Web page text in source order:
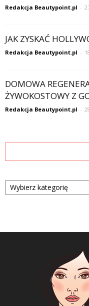
Redakcja Beautypoint.pl -
JAK ZYSKAĆ
Redakcja Beautypoint.pl -
DOMOWA
ŻYWOKOSTOWY Z
Redakcja Beautypoint.pl -
Kategorie